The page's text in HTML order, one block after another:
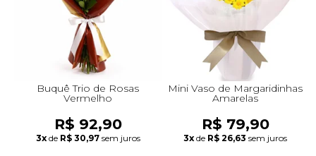
Buquê Trio de Rosas
Vermelho
R$ 92,90
3x de R$ 30,97 sem juros
Mini Vaso de Margaridinhas
Amarelas
R$ 79,90
3x de R$ 26,63 sem juros